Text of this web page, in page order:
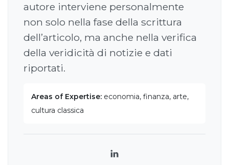
autore interviene personalmente
non solo nella fase della scrittura
dell’articolo, ma anche nella verifica
della veridicità di notizie e dati
riportati.
Areas of Expertise: economia, finanza, arte,
cultura classica
LinkedIn